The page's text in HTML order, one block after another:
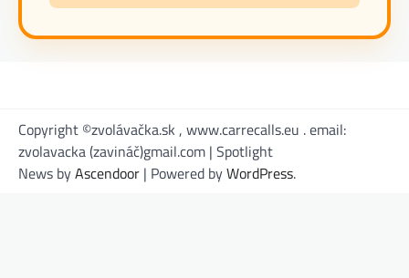
Copyright ©zvolávačka.sk , www.carrecalls.eu . email:
zvolavacka (zavináč)gmail.com | Spotlight
News byAscendoor | Powered byWordPress.